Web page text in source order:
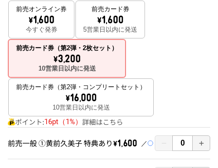
前売オンライン券
\1,600
今すぐ発券
前売カード券
\1,600
5営業日以内に発送
前売カード券（第2弾・2枚セット）
\3,200
10営業日以内に発送
前売カード券（第2弾・コンプリートセット）
\16,000
10営業日以内に発送
ポイント:16pt（1%） 詳細はこちら
前売一般 ①黄前久美子 特典あり ￥1,600